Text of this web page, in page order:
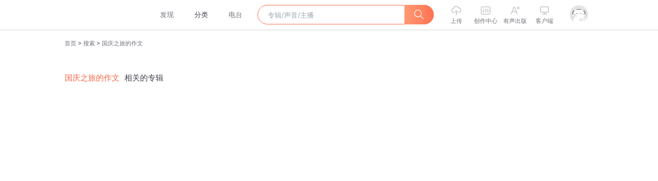
发现 分类 电台
上传 创作中心 有声出版 客户端
首页 > 搜索 > 国庆之旅的作文
国庆之旅的作文 相关的专辑